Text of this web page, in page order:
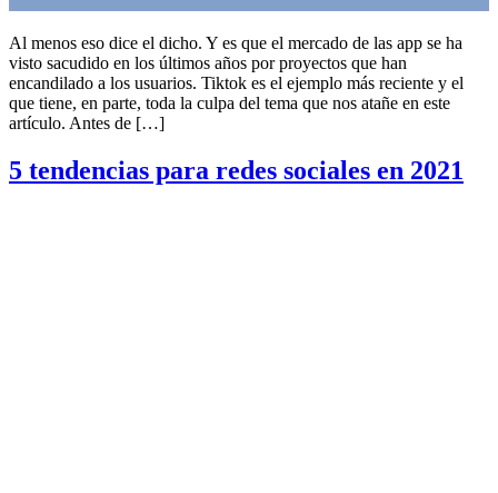
Al menos eso dice el dicho. Y es que el mercado de las app se ha
visto sacudido en los últimos años por proyectos que han
encandilado a los usuarios. Tiktok es el ejemplo más reciente y el
que tiene, en parte, toda la culpa del tema que nos atañe en este
artículo. Antes de […]
5 tendencias para redes sociales en 2021